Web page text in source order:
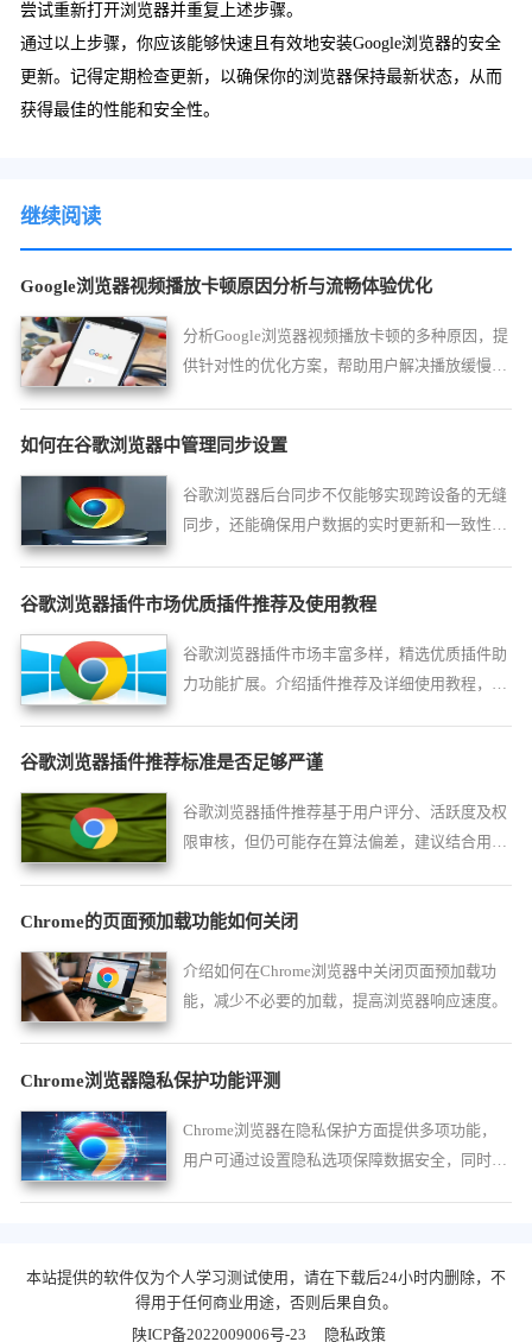
尝试重新打开浏览器并重复上述步骤。
通过以上步骤，你应该能够快速且有效地安装Google浏览器的安全
更新。记得定期检查更新，以确保你的浏览器保持最新状态，从而
获得最佳的性能和安全性。
继续阅读
Google浏览器视频播放卡顿原因分析与流畅体验优化
分析Google浏览器视频播放卡顿的多种原因，提
供针对性的优化方案，帮助用户解决播放缓慢和
如何在谷歌浏览器中管理同步设置
谷歌浏览器后台同步不仅能够实现跨设备的无缝
同步，还能确保用户数据的实时更新和一致性，
谷歌浏览器插件市场优质插件推荐及使用教程
谷歌浏览器插件市场丰富多样，精选优质插件助
力功能扩展。介绍插件推荐及详细使用教程，帮
谷歌浏览器插件推荐标准是否足够严谨
谷歌浏览器插件推荐基于用户评分、活跃度及权
限审核，但仍可能存在算法偏差，建议结合用户
Chrome的页面预加载功能如何关闭
介绍如何在Chrome浏览器中关闭页面预加载功
能，减少不必要的加载，提高浏览器响应速度。
Chrome浏览器隐私保护功能评测
Chrome浏览器在隐私保护方面提供多项功能，
用户可通过设置隐私选项保障数据安全，同时提
本站提供的软件仅为个人学习测试使用，请在下载后24小时内删除，不
得用于任何商业用途，否则后果自负。
陕ICP备2022009006号-23
隐私政策